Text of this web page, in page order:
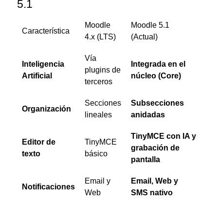
5.1
Característica
Moodle
4.x (LTS)
Moodle 5.1
(Actual)
Inteligencia
Artificial
Vía
plugins de
terceros
Integrada en el
núcleo (Core)
Organización
Secciones
lineales
Subsecciones
anidadas
Editor de
texto
TinyMCE
básico
TinyMCE con IA y
grabación de
pantalla
Notificaciones
Email y
Web
Email, Web y
SMS nativo